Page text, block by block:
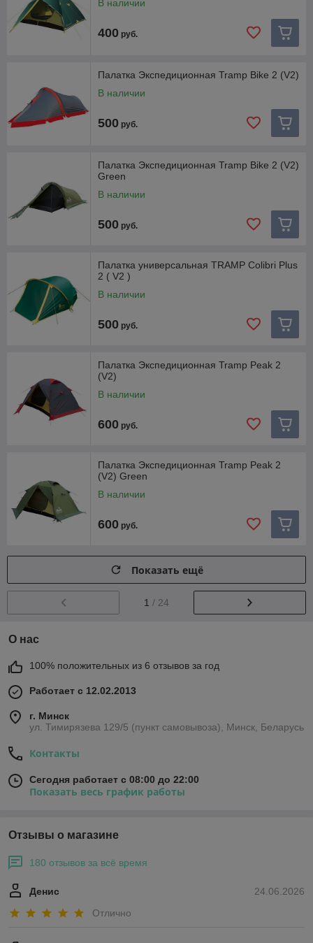
В наличии
400 руб.
Палатка Экспедиционная Tramp Bike 2 (V2)
В наличии
500 руб.
Палатка Экспедиционная Tramp Bike 2 (V2)
Green
В наличии
500 руб.
Палатка универсальная TRAMP Colibri Plus
2 ( V2 )
В наличии
500 руб.
Палатка Экспедиционная Tramp Peak 2
(V2)
В наличии
600 руб.
Палатка Экспедиционная Tramp Peak 2
(V2) Green
В наличии
600 руб.
Показать ещё
1 / 24
О нас
100% положительных из 6 отзывов за год
Работает с 12.02.2013
г. Минск
ул. Тимирязева 129/5 (пункт самовывоза), Минск, Беларусь
Контакты
Сегодня работает с 08:00 до 22:00
Показать весь график работы
Отзывы о магазине
180 отзывов за всё время
24.06.2026
Денис
Отлично